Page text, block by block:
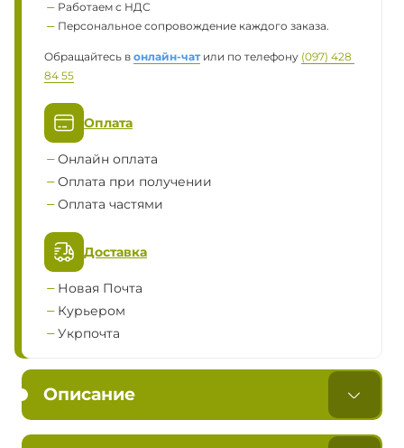
Работаем с НДС
Персональное сопровождение каждого заказа.
Обращайтесь в онлайн-чатили по телефону (097) 428
84 55
Оплата
Онлайн оплата
Оплата при получении
Оплата частями
Доставка
Новая Почта
Курьером
Укрпочта
Описание